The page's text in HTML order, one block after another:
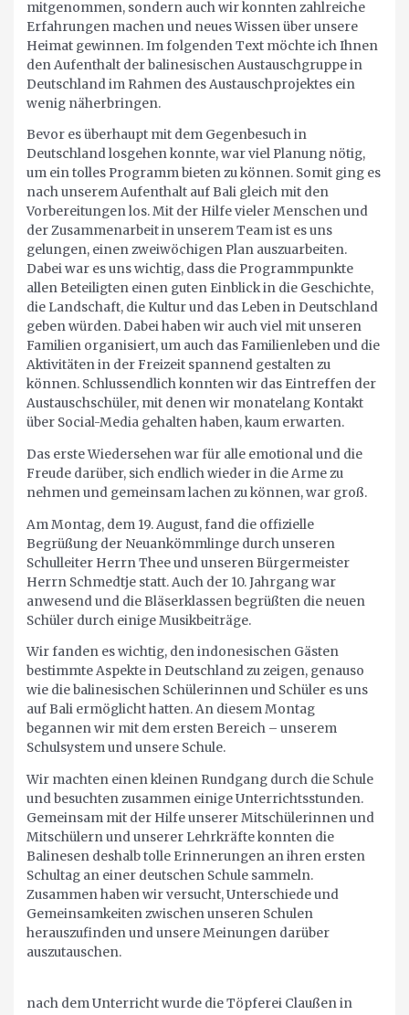
mitgenommen, sondern auch wir konnten zahlreiche
Erfahrungen machen und neues Wissen über unsere
Heimat gewinnen. Im folgenden Text möchte ich Ihnen
den Aufenthalt der balinesischen Austauschgruppe in
Deutschland im Rahmen des Austauschprojektes ein
wenig näherbringen.
Bevor es überhaupt mit dem Gegenbesuch in
Deutschland losgehen konnte, war viel Planung nötig,
um ein tolles Programm bieten zu können. Somit ging es
nach unserem Aufenthalt auf Bali gleich mit den
Vorbereitungen los. Mit der Hilfe vieler Menschen und
der Zusammenarbeit in unserem Team ist es uns
gelungen, einen zweiwöchigen Plan auszuarbeiten.
Dabei war es uns wichtig, dass die Programmpunkte
allen Beteiligten einen guten Einblick in die Geschichte,
die Landschaft, die Kultur und das Leben in Deutschland
geben würden. Dabei haben wir auch viel mit unseren
Familien organisiert, um auch das Familienleben und die
Aktivitäten in der Freizeit spannend gestalten zu
können. Schlussendlich konnten wir das Eintreffen der
Austauschschüler, mit denen wir monatelang Kontakt
über Social-Media gehalten haben, kaum erwarten.
Das erste Wiedersehen war für alle emotional und die
Freude darüber, sich endlich wieder in die Arme zu
nehmen und gemeinsam lachen zu können, war groß.
Am Montag, dem 19. August, fand die offizielle
Begrüßung der Neuankömmlinge durch unseren
Schulleiter Herrn Thee und unseren Bürgermeister
Herrn Schmedtje statt. Auch der 10. Jahrgang war
anwesend und die Bläserklassen begrüßten die neuen
Schüler durch einige Musikbeiträge.
Wir fanden es wichtig, den indonesischen Gästen
bestimmte Aspekte in Deutschland zu zeigen, genauso
wie die balinesischen Schülerinnen und Schüler es uns
auf Bali ermöglicht hatten. An diesem Montag
begannen wir mit dem ersten Bereich – unserem
Schulsystem und unsere Schule.
Wir machten einen kleinen Rundgang durch die Schule
und besuchten zusammen einige Unterrichtsstunden.
Gemeinsam mit der Hilfe unserer Mitschülerinnen und
Mitschülern und unserer Lehrkräfte konnten die
Balinesen deshalb tolle Erinnerungen an ihren ersten
Schultag an einer deutschen Schule sammeln.
Zusammen haben wir versucht, Unterschiede und
Gemeinsamkeiten zwischen unseren Schulen
herauszufinden und unsere Meinungen darüber
auszutauschen.
nach dem Unterricht wurde die Töpferei Claußen in